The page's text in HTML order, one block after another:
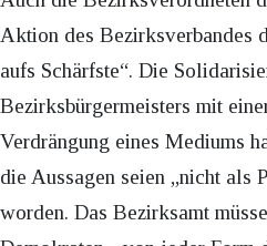
Aktion des
aufs Schärfste“. Die
Bezirksbürgermeisters mit
Verdrängung eines Mediums
die Aussagen seien „nicht als
worden. Das Bezirksamt